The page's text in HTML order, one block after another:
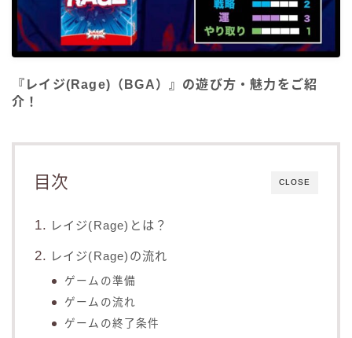
『レイジ(Rage)（BGA）』の遊び方・魅力をご紹
介！
CLOSE
目次
レイジ(Rage)とは？
レイジ(Rage)の流れ
ゲームの準備
ゲームの流れ
ゲームの終了条件